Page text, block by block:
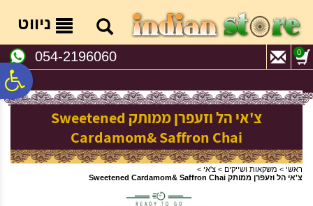
נגישות
אתר
המרכזי
ניווט
054-2196060 0
צ'אי הל וזעפרן ממותק Sweetened
Cardamom& Saffron Chai
ראשי > משקאות ושייקים > צ'אי >
צ'אי הל וזעפרן ממותק Sweetened Cardamom& Saffron Chai